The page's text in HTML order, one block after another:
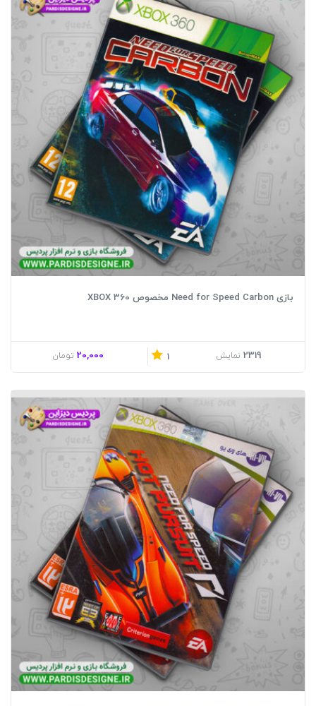
بازی Need for Speed Carbon مخصوص XBOX 360
2319 نمایش 1
20,000 تومان